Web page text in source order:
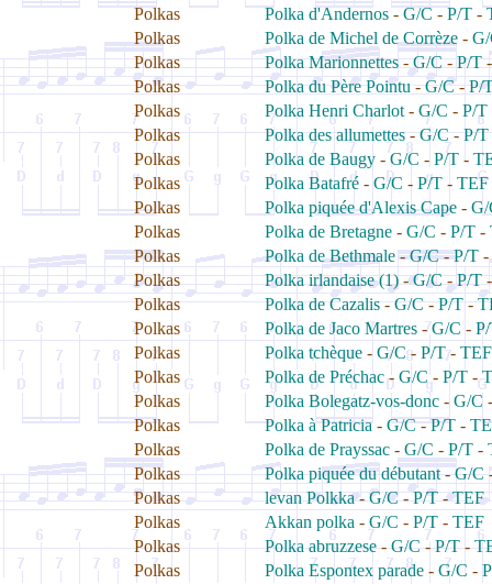
Polkas Polka d'Andernos-G/C-P/T -
Polkas
Polka de Michel de Corrèze -
Polkas
Polka Marionnettes-G/C-P/T
Polkas
Polka du Père Pointu-G/C-P/
Polkas
Polka Henri Charlot - G/C - P/T
Polkas
Polka des allumettes-G/C-P/T
Polkas
Polka de Baugy -G/C - P/T -
Polkas
Polka Batafré - G/C - P/T - TEF
Polkas
Polka piquée d'Alexis Cape - G/
Polkas
Polka de Bretagne - G/C - P/T -
Polkas
Polka de Bethmale-G/C-P/T -
Polkas
Polka irlandaise (1)-G/C-P/T
Polkas
Polka de Cazalis-G/C-P/T-
Polkas
Polka de Jaco Martres -G/C -
Polkas
Polka tchèque - G/C- P/T- TEF
Polkas
Polka de Préchac- G/C- P/T -
Polkas
Polka Bolegatz-vos-donc - G/C
Polkas
Polka à Patricia- G/C-P/T -
Polkas
Polka de Prayssac - G/C - P/T -
Polkas
Polka piquée du débutant-G/C
Polkas
levan Polkka-G/C-P/T-TEF
Polkas
Akkan polka - G/C - P/T - TEF
Polkas
Polka abruzzese-G/C-P/T-
Polkas
Polka Espontex parade - G/C -